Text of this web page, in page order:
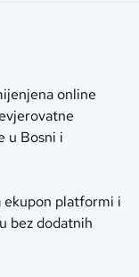
online
u Bosni i
ekupon platformi i
bez dodatnih